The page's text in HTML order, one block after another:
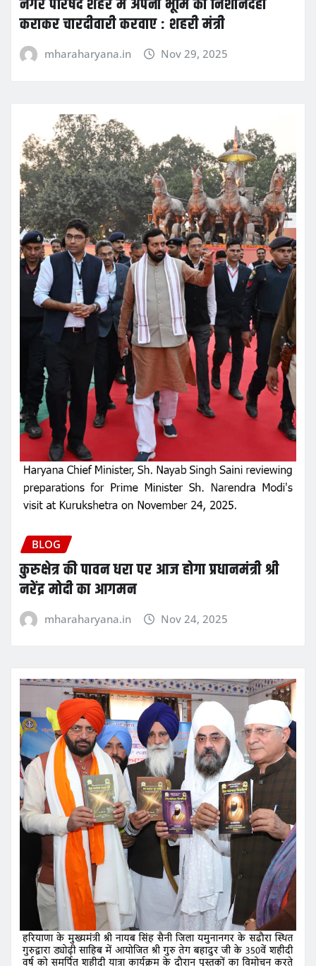
नगर परिषद शहर में अपनी भूमि की निशानदेही
कराकर चारदीवारी करवाए : शहरी मंत्री
mharaharyana.in Nov 29, 2025
BLOG
कुरुक्षेत्र की पावन धरा पर आज होगा प्रधानमंत्री श्री
नरेंद्र मोदी का आगमन
mharaharyana.in Nov 24, 2025